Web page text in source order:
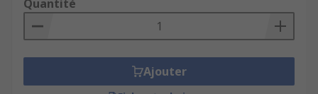
Quantité
Ajouter